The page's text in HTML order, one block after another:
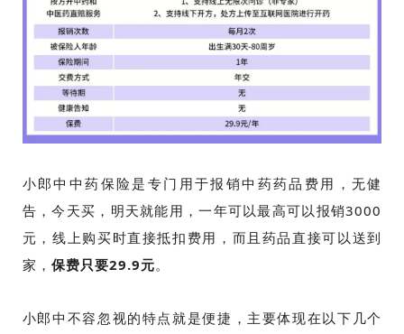
小郎中中药保险是专门用于报销中药药品费用，无健
告，今天买，明天就能用，一年可以最高可以报销3000
元，线上购买时直接抵扣费用，而且药品直接可以送到
家， 保费只要29.9元。
小郎中不容忽视的特点就是便捷，主要体现在以下几个